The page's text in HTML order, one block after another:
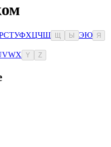
СТУФХЦЧШ Ы ЭЮ Я
VWX Y Z